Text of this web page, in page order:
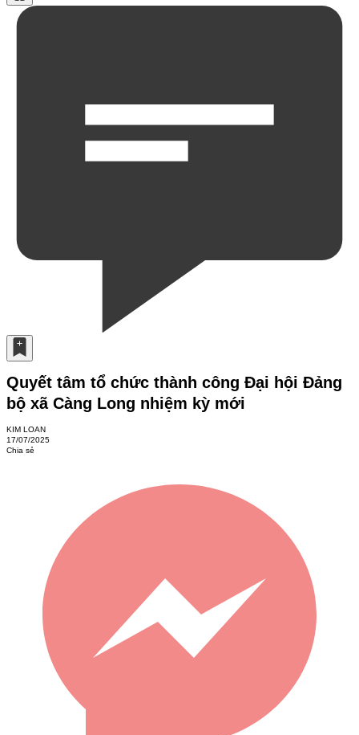
Quyết tâm tổ chức thành công Đại hội Đảng
bộ xã Càng Long nhiệm kỳ mới
KIM LOAN
17/07/2025
Chia sẻ